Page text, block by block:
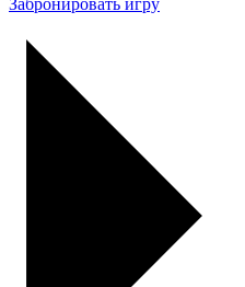
Забронировать игру